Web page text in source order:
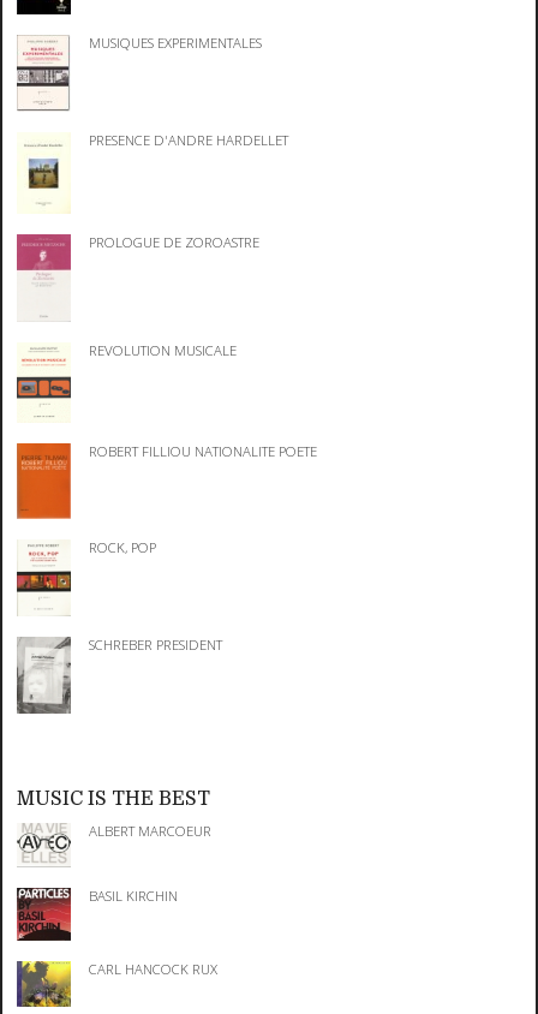
MUSIQUES EXPERIMENTALES
PRESENCE D'ANDRE HARDELLET
PROLOGUE DE ZOROASTRE
REVOLUTION MUSICALE
ROBERT FILLIOU NATIONALITE POETE
ROCK, POP
SCHREBER PRESIDENT
MUSIC IS THE BEST
ALBERT MARCOEUR
BASIL KIRCHIN
CARL HANCOCK RUX